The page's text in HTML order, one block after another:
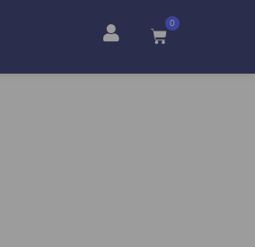
0